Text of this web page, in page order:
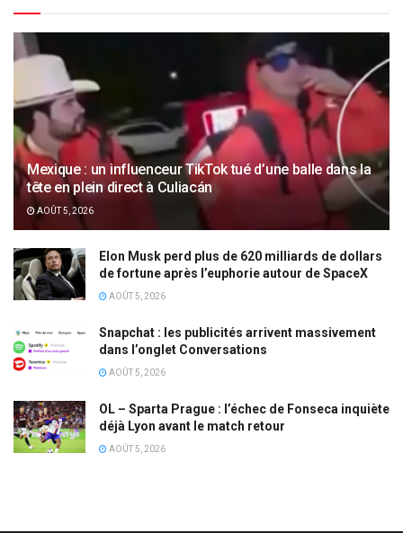
Mexique : un influenceur TikTok tué d’une balle dans la
tête en plein direct à Culiacán
AOÛT 5, 2026
Elon Musk perd plus de 620 milliards de dollars
de fortune après l’euphorie autour de SpaceX
AOÛT 5, 2026
Snapchat : les publicités arrivent massivement
dans l’onglet Conversations
AOÛT 5, 2026
OL – Sparta Prague : l’échec de Fonseca inquiète
déjà Lyon avant le match retour
AOÛT 5, 2026